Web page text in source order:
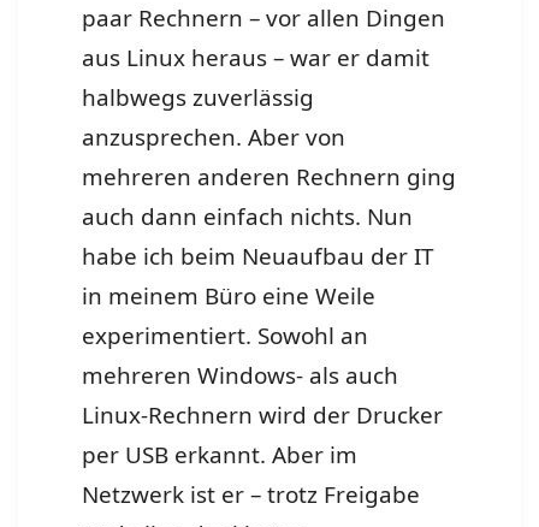
paar Rechnern – vor allen Dingen
aus Linux heraus – war er damit
halbwegs zuverlässig
anzusprechen. Aber von
mehreren anderen Rechnern ging
auch dann einfach nichts. Nun
habe ich beim Neuaufbau der IT
in meinem Büro eine Weile
experimentiert. Sowohl an
mehreren Windows- als auch
Linux-Rechnern wird der Drucker
per USB erkannt. Aber im
Netzwerk ist er – trotz Freigabe